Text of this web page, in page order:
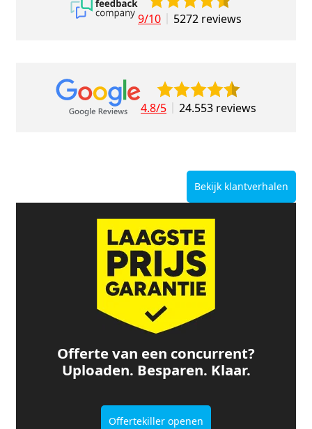
9/10 5272 reviews
4.8/5 24.553 reviews
Bekijk klantverhalen
Offerte van een concurrent?
Uploaden. Besparen. Klaar.
Offertekiller openen